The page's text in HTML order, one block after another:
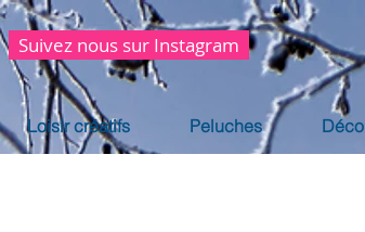
Suivez nous sur Instagram
Loisir créatifs Peluches Déco